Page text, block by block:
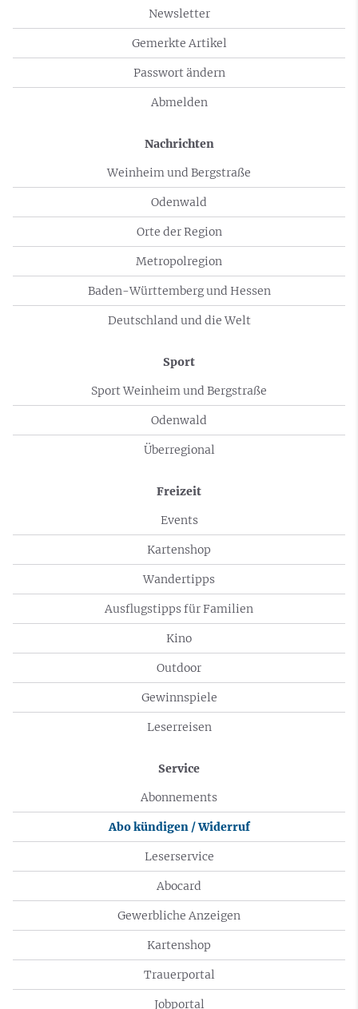
Newsletter
Gemerkte Artikel
Passwort ändern
Abmelden
Nachrichten
Weinheim und Bergstraße
Odenwald
Orte der Region
Metropolregion
Baden-Württemberg und Hessen
Deutschland und die Welt
Sport
Sport Weinheim und Bergstraße
Odenwald
Überregional
Freizeit
Events
Kartenshop
Wandertipps
Ausflugstipps für Familien
Kino
Outdoor
Gewinnspiele
Leserreisen
Service
Abonnements
Abo kündigen / Widerruf
Leserservice
Abocard
Gewerbliche Anzeigen
Kartenshop
Trauerportal
Jobportal